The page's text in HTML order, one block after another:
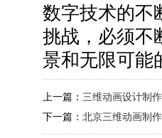
数字技术的不
挑战，必须不
景和无限可能
上一篇： 三维动画设计制
下一篇： 北京三维动画制